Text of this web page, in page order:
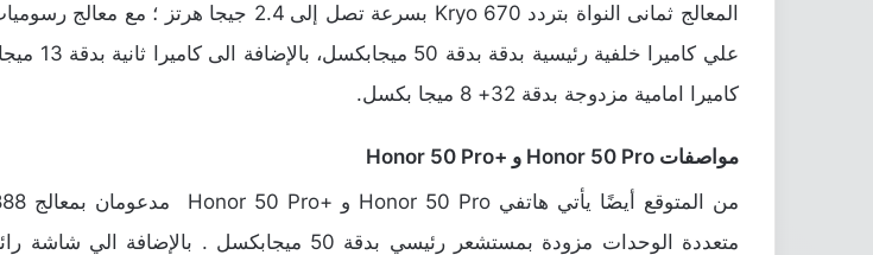
كاميرا امامية مزدوجة بدقة 32+ 8 ميجا بكسل.
مواصفات Honor 50 Pro و +Honor 50 Pro